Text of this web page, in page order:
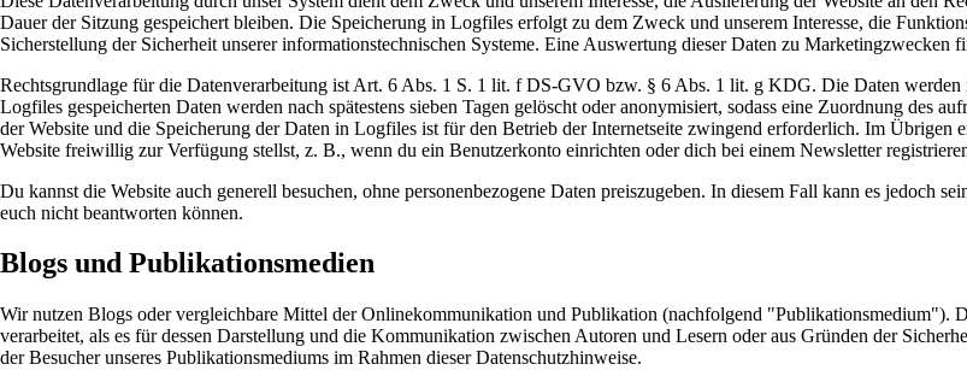
Dauer der Sitzung gespeichert bleiben. Die Speicherung in Logfiles erfolgt zu dem Zweck und unserem Interesse, die
Sicherstellung der Sicherheit unserer informationstechnischen Systeme. Eine Auswertung dieser Daten zu Marketingzwecken
Rechtsgrundlage für die Datenverarbeitung ist Art. 6 Abs. 1 S. 1 lit. f DS-GVO bzw. § 6 Abs. 1 lit. g KDG. Die Daten
Logfiles gespeicherten Daten werden nach spätestens sieben Tagen gelöscht oder anonymisiert, sodass eine Zuordnung des
der Website und die Speicherung der Daten in Logfiles ist für den Betrieb der Internetseite zwingend erforderlich. Im Übrigen
Website freiwillig zur Verfügung stellst, z. B., wenn du ein Benutzerkonto einrichten oder dich bei einem Newsletter
Du kannst die Website auch generell besuchen, ohne personenbezogene Daten preiszugeben. In diesem Fall kann es jedoch
euch nicht beantworten können.
Blogs und Publikationsmedien
Wir nutzen Blogs oder vergleichbare Mittel der Onlinekommunikation und Publikation (nachfolgend "Publikationsmedium").
verarbeitet, als es für dessen Darstellung und die Kommunikation zwischen Autoren und Lesern oder aus Gründen der
der Besucher unseres Publikationsmediums im Rahmen dieser Datenschutzhinweise.